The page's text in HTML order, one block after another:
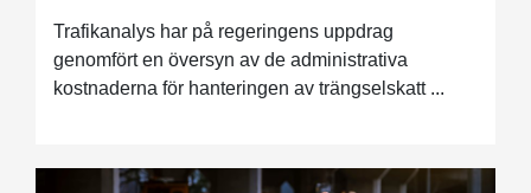
Trafikanalys har på regeringens uppdrag
genomfört en översyn av de administrativa
kostnaderna för hanteringen av trängselskatt ...